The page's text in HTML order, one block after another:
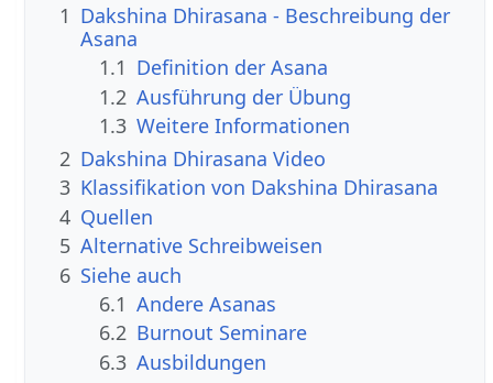
1 Dakshina Dhirasana - Beschreibung der
Asana
1.1 Definition der Asana
1.2 Ausführung der Übung
1.3 Weitere Informationen
2 Dakshina Dhirasana Video
3 Klassifikation von Dakshina Dhirasana
4 Quellen
5 Alternative Schreibweisen
6 Siehe auch
6.1 Andere Asanas
6.2 Burnout Seminare
6.3 Ausbildungen